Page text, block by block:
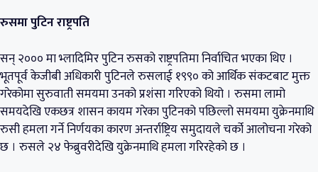
रुसमा पुटिन राष्ट्रपति
सन् २००० मा भ्लादिमिर पुटिन रुसको राष्ट्रपतिमा निर्वाचित भएका थिए ।
भूतपूर्व केजीबी अधिकारी पुटिनले रुसलाई १९९० को आर्थिक संकटबाट मुक्त
गरेकोमा सुरुवाती समयमा उनको प्रशंसा गरिएको थियो । रुसमा लामो
समयदेखि एकछत्र शासन कायम गरेका पुटिनको पछिल्लो समयमा युक्रेनमाथि
रुसी हमला गर्ने निर्णयका कारण अन्तर्राष्ट्रिय समुदायले चर्को आलोचना गरेको
छ । रुसले २४ फेब्रुवरीदेखि युक्रेनमाथि हमला गरिरहेको छ ।